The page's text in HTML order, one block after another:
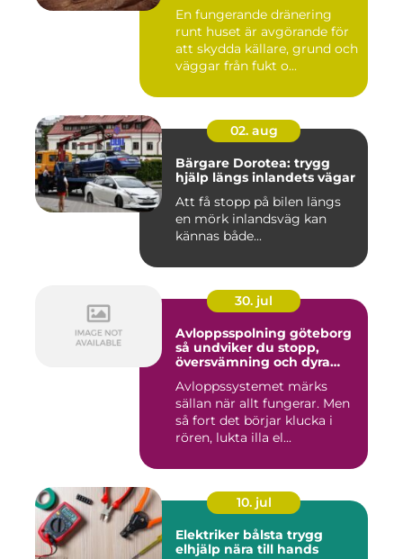
En fungerande dränering
runt huset är avgörande för
att skydda källare, grund och
väggar från fukt o...
02. aug
Bärgare Dorotea: trygg
hjälp längs inlandets vägar
Att få stopp på bilen längs
en mörk inlandsväg kan
kännas både...
30. jul
Avloppsspolning göteborg
så undviker du stopp,
översvämning och dyra
Avloppssystemet märks
sällan när allt fungerar. Men
så fort det börjar klucka i
rören, lukta illa el...
10. jul
Elektriker bålsta trygg
elhjälp nära till hands